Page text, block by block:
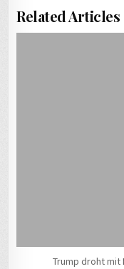
Related Articles
Trump droht mit